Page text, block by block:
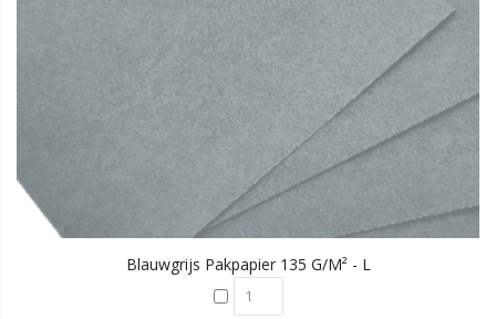
Blauwgrijs Pakpapier 135 G/m² - L